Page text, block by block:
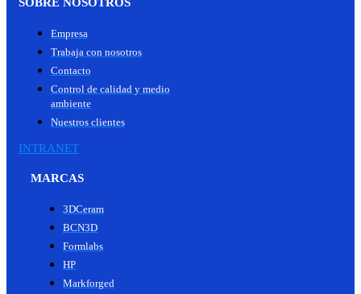
Empresa
Trabaja con nosotros
Contacto
Control de calidad y medio
ambiente
Nuestros clientes
INTRANET
MARCAS
3DCeram
BCN3D
Formlabs
HP
Markforged